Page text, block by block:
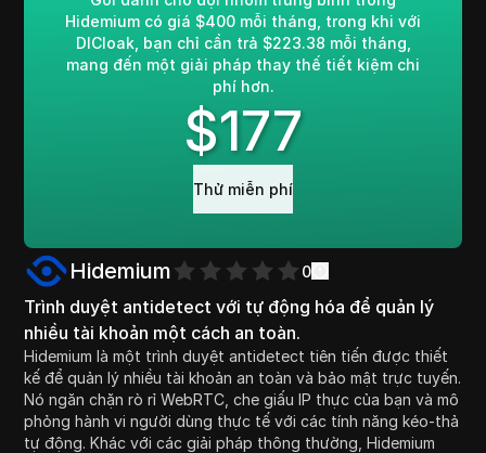
Hidemium có giá $400 mỗi tháng, trong khi với
DICloak, bạn chỉ cần trả $223.38 mỗi tháng,
mang đến một giải pháp thay thế tiết kiệm chi
phí hơn.
$177
Thử miễn phí
Hidemium 0
Trình duyệt antidetect với tự động hóa để quản lý
nhiều tài khoản một cách an toàn.
Hidemium là một trình duyệt antidetect tiên tiến được thiết
kế để quản lý nhiều tài khoản an toàn và bảo mật trực tuyến.
Nó ngăn chặn rò rỉ WebRTC, che giấu IP thực của bạn và mô
phỏng hành vi người dùng thực tế với các tính năng kéo-thả
tự động. Khác với các giải pháp thông thường, Hidemium